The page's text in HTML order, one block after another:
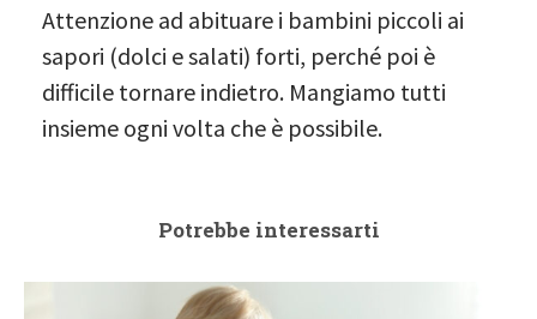
Attenzione ad abituare i bambini piccoli ai
sapori (dolci e salati) forti, perché poi è
difficile tornare indietro. Mangiamo tutti
insieme ogni volta che è possibile.
Potrebbe interessarti